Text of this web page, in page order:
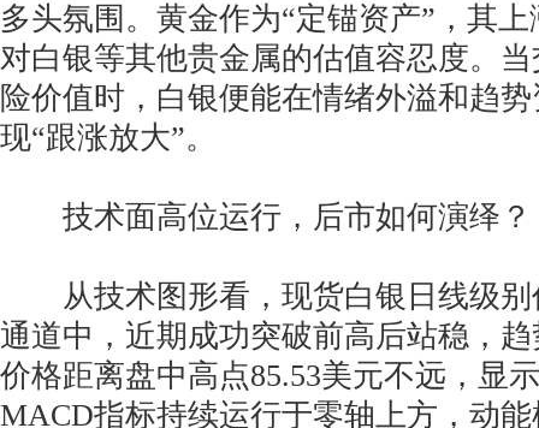
多头氛围。黄金作为“定锚资产”，其
对白银等其他贵金属的估值容忍度。
险价值时，白银便能在情绪外溢和趋
现“跟涨放大”。
技术面高位运行，后市如何演绎？
从技术图形看，现货白银日线级别
通道中，近期成功突破前高后站稳，
价格距离盘中高点85.53美元不远，显
MACD指标持续运行于零轴上方，动